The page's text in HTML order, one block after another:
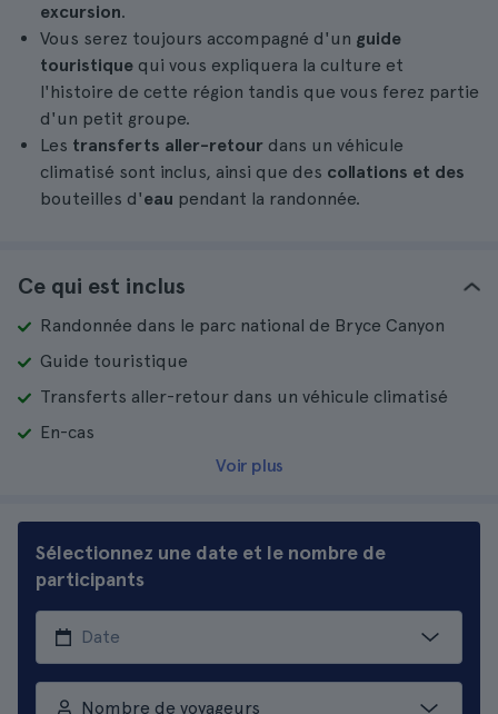
excursion.
Vous serez toujours accompagné d'un guide
touristique qui vous expliquera la culture et
l'histoire de cette région tandis que vous ferez partie
d'un petit groupe.
Les transferts aller-retour dans un véhicule
climatisé sont inclus, ainsi que des collations et des
bouteilles d'eau pendant la randonnée.
Ce qui est inclus
Randonnée dans le parc national de Bryce Canyon
Guide touristique
Transferts aller-retour dans un véhicule climatisé
En-cas
Voir plus
Sélectionnez une date et le nombre de
participants
Nombre de voyageurs